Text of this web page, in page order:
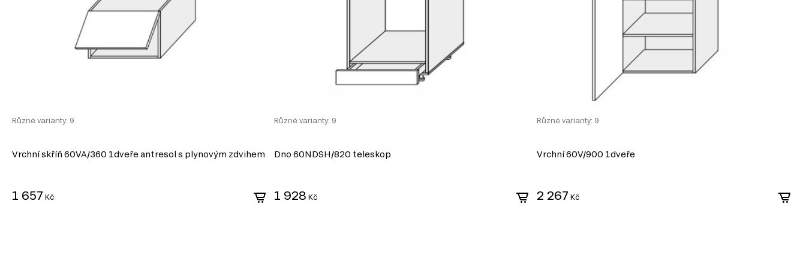
Různé varianty: 9
Vrchní skříň 60VA/360 1dveře antresol s plynovým zdvihem
1 657 Kč
Různé varianty: 9
Dno 60NDSH/820 teleskop
1 928 Kč
Různé varianty: 9
Vrchní 60V/900 1dveře
2 267 Kč